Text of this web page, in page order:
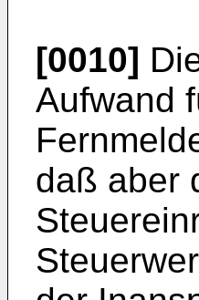
[0010]
Aufwand
daß aber